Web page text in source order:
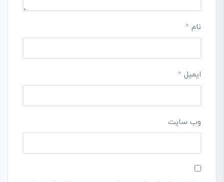
نام *
ایمیل *
وب‌ سایت